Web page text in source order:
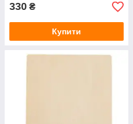
330 ₴
Купити